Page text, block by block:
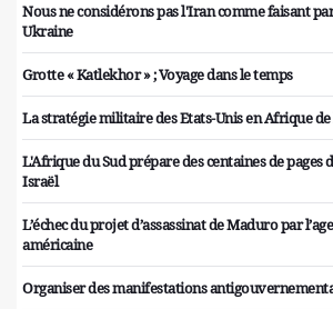
Nous ne considérons pas l'Iran comme faisant
Ukraine
Grotte « Katlekhor » ; Voyage dans le temps
La stratégie militaire des Etats-Unis en Afrique de
L'Afrique du Sud prépare des centaines de pages
Israël
L’échec du projet d’assassinat de Maduro par
américaine
Organiser des manifestations